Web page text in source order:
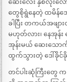
ဆေးလေး နှစ်လုံးလေ
တွေစိုရွဲနေတဲ့ ထမိန်အ
ခါပြီး တကယ်အဖျာ
မဟုတ်လား၊ နေအုန်
အုန်းမယ် ဆေးသော
ထွက်သွားတဲ့ ဒေါ်ခိုင်
တင်ပါးဆုံကြီးတွေ